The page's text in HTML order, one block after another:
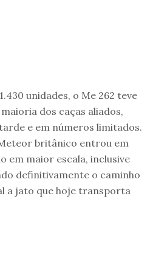
unidades, o Me 262 teve
dos caças aliados,
e em números limitados.
britânico entrou em
em maior escala, inclusive
definitivamente o caminho
a jato que hoje transporta